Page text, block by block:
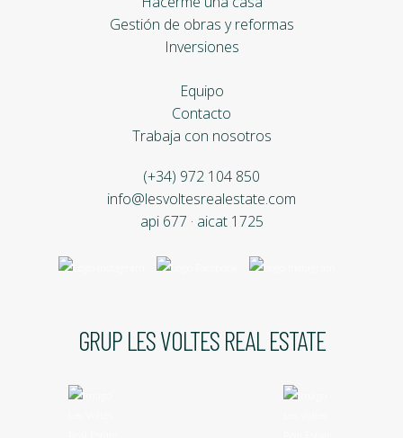
Gestión de obras y reformas
Inversiones
Equipo
Contacto
Trabaja con nosotros
(+34) 972 104 850
info@lesvoltesrealestate.com
api 677 · aicat 1725
GRUP LES VOLTES REAL ESTATE